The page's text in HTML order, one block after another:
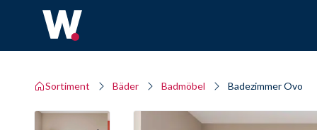
Sortiment Bäder Badmöbel Badezimmer Ovo